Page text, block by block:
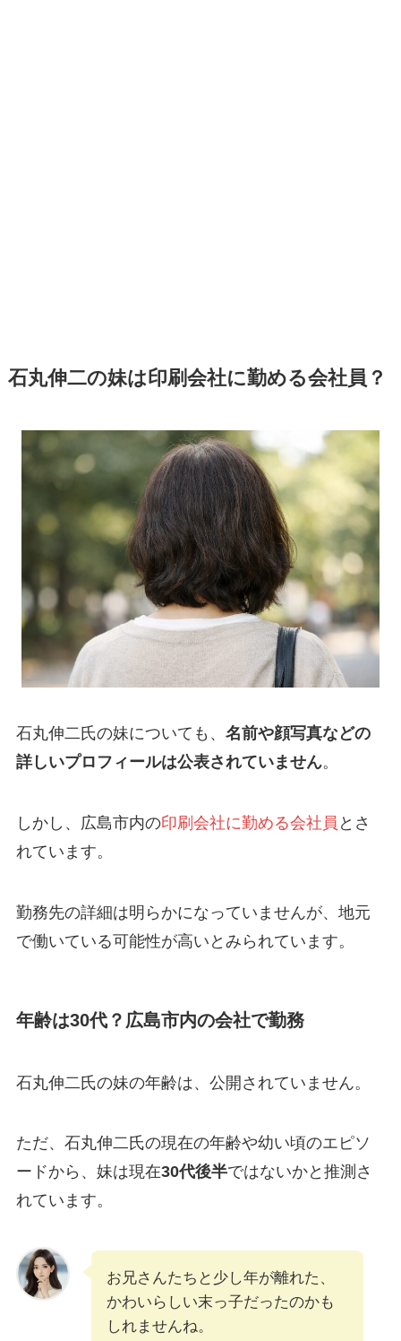
石丸伸二の妹は印刷会社に勤める会社員？
石丸伸二氏の妹についても、 名前や顔写真などの
詳しいプロフィールは公表されていません。
しかし、広島市内の印刷会社に勤める会社員 とさ
れています。
勤務先の詳細は明らかになっていませんが、地元
で働いている可能性が高いとみられています。
年齢は30代？広島市内の会社で勤務
石丸伸二氏の妹の年齢は、公開されていません。
ただ、石丸伸二氏の現在の年齢や幼い頃のエピソ
ードから、妹は現在30代後半ではないかと推測さ
れています。
お兄さんたちと少し年が離れた、
かわいらしい末っ子だったのかも
しれませんね。